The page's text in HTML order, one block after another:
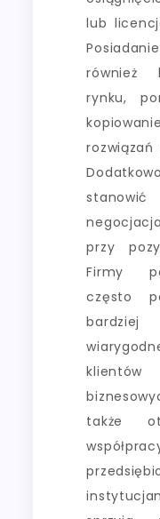
lub
również
rynku,
przy
Firmy
często
także